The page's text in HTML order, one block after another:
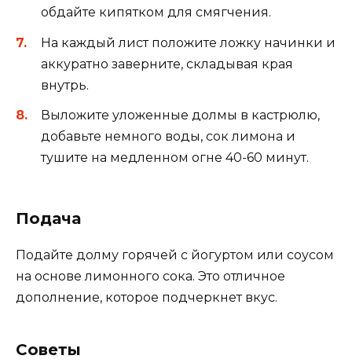
обдайте кипятком для смягчения.
На каждый лист положите ложку начинки и
аккуратно заверните, складывая края
внутрь.
Выложите уложенные долмы в кастрюлю,
добавьте немного воды, сок лимона и
тушите на медленном огне 40-60 минут.
Подача
Подайте долму горячей с йогуртом или соусом
на основе лимонного сока. Это отличное
дополнение, которое подчеркнет вкус.
Советы